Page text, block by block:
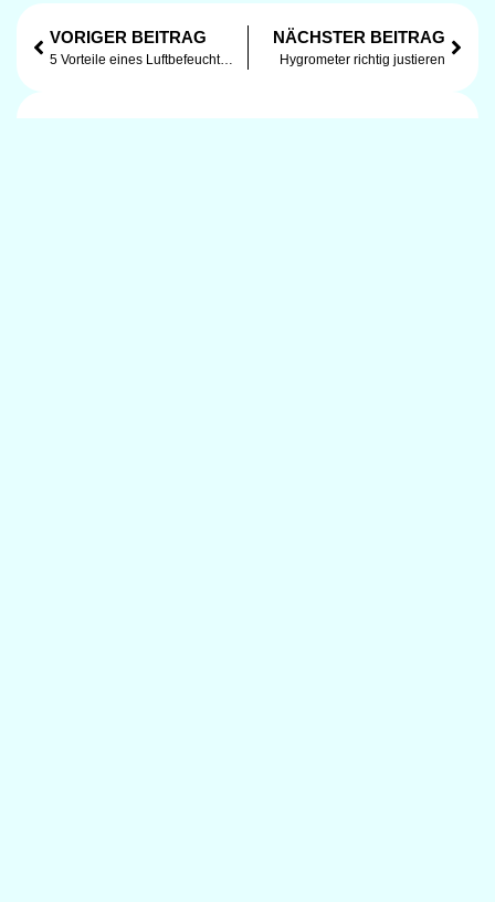
VORIGER BEITRAG
5 Vorteile eines Luftbefeuchters in der Winterzeit
NÄCHSTER BEITRAG
Hygrometer richtig justieren